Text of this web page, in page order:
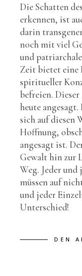
Die Schatten
erkennen, ist
darin
noch mit viel
und
Zeit bietet eine
spiritueller
befreien.
heute
sich auf diesen
Hoffnung,
angesagt ist.
Gewalt hin zur
Weg. Jeder
müssen auf
und jeder
Unterschied!
DEN